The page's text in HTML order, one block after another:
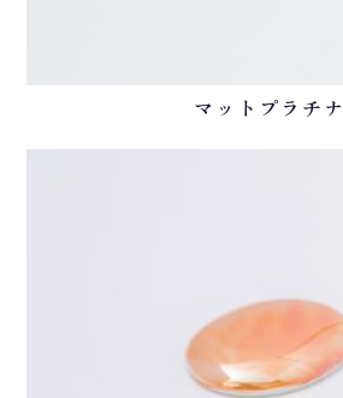
マットプラチナ